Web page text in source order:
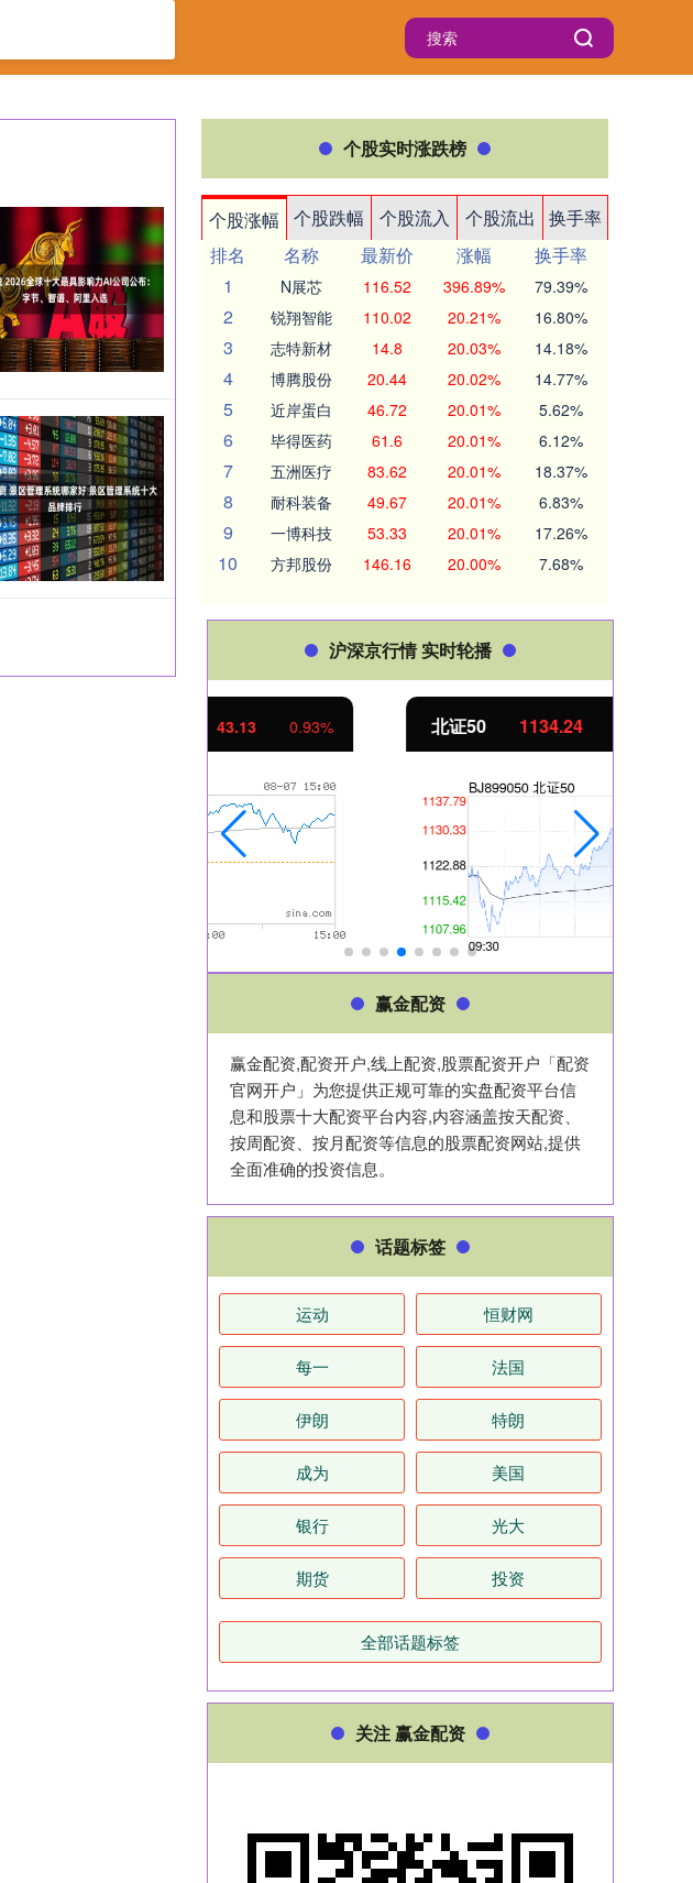
个股实时涨跌榜
个股涨幅 个股跌幅 个股流入 个股流出
换手率
排名
名称 最新价 涨幅
换手率
1
N展芯 116.52 396.89% 79.39%
2 锐翔智能 110.02 20.21% 16.80%
3 志特新材 14.8 20.03% 14.18%
4 博腾股份 20.44 20.02% 14.77%
5 近岸蛋白 46.72 20.01% 5.62%
6 毕得医药 61.6 20.01% 6.12%
7 五洲医疗 83.62 20.01% 18.37%
8 耐科装备 49.67 20.01% 6.83%
9 一博科技 53.33 20.01% 17.26%
10 方邦股份 146.16 20.00% 7.68%
沪深京行情 实时轮播
北证50 11.37 1.01%
赢金配资
赢金配资,配资开户,线上配资,股票配资开户「配资
官网开户」为您提供正规可靠的实盘配资平台信
息和股票十大配资平台内容,内容涵盖按天配资、
按周配资、按月配资等信息的股票配资网站,提供
全面准确的投资信息。
话题标签
运动 恒财网
每一 法国
伊朗 特朗
成为 美国
银行 光大
期货 投资
全部话题标签
关注 赢金配资